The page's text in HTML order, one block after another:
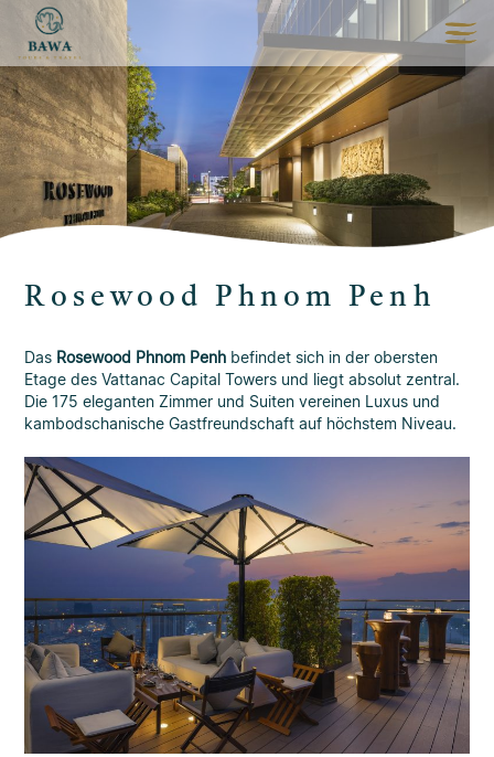
Rosewood Phnom Penh
Das Rosewood Phnom Penh befindet sich in der obersten
Etage des Vattanac Capital Towers und liegt absolut zentral.
Die 175 eleganten Zimmer und Suiten vereinen Luxus und
kambodschanische Gastfreundschaft auf höchstem Niveau.